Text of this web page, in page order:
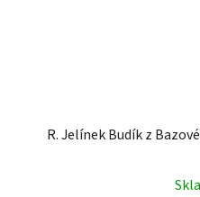
R. Jelínek Budík z